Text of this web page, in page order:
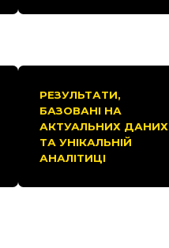
РЕЗУЛЬТАТИ,
БАЗОВАНІ НА
АКТУАЛЬНИХ ДАНИХ
ТА УНІКАЛЬНІЙ
АНАЛІТИЦІ